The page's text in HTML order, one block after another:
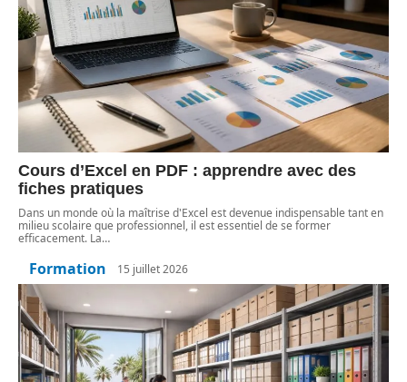
Cours d’Excel en PDF : apprendre avec des
fiches pratiques
Dans un monde où la maîtrise d'Excel est devenue indispensable tant en
milieu scolaire que professionnel, il est essentiel de se former
efficacement. La…
Formation 15 juillet 2026